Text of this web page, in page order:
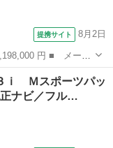
提携サイト 8月2日
ード名： ３２０
ルーフ レザーシー
ｉ Ｍスポーツパッ
ナビ／フル…